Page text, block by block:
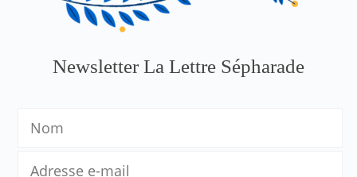
Newsletter La Lettre Sépharade